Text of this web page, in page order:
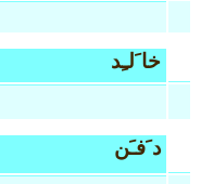
خا َلـِد
د َفـَن